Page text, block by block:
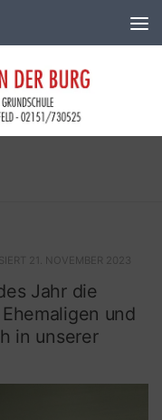
21. NOVEMBER 2023
Jahr die
und
in unserer